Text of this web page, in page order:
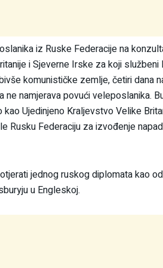
iz Ruske Federacije na
i Sjeverne Irske za koji službeni
komunističke zemlje, četiri dana
namjerava povući veleposlanika.
Ujedinjeno Kraljevstvo Velike
Rusku Federaciju za izvođenje
jednog ruskog diplomata kao
u Engleskoj.